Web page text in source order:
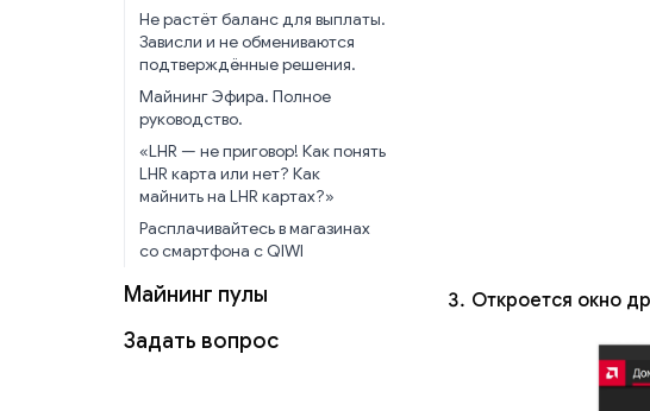
Не растёт баланс для выплаты.
Зависли и не обмениваются
подтверждённые решения.
Майнинг Эфира. Полное
руководство.
«LHR — не приговор! Как понять
LHR карта или нет? Как
майнить на LHR картах?»
Расплачивайтесь в магазинах
со смартфона с QIWI
Майнинг пулы
Задать вопрос
Откроется окно